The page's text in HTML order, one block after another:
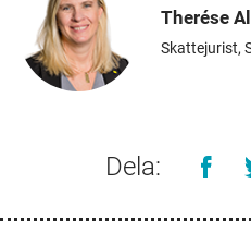
Therése
Skattejurist,
Dela: